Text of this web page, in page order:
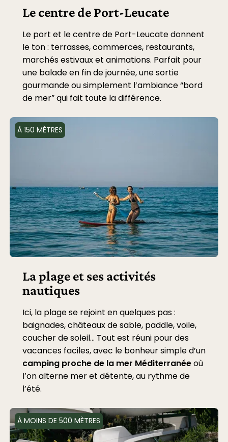
Le centre de Port-Leucate
Le port et le centre de Port-Leucate donnent
le ton : terrasses, commerces, restaurants,
marchés estivaux et animations. Parfait pour
une balade en fin de journée, une sortie
gourmande ou simplement l’ambiance “bord
de mer” qui fait toute la différence.
À 150 MÈTRES
La plage et ses activités
nautiques
Ici, la plage se rejoint en quelques pas :
baignades, châteaux de sable, paddle, voile,
coucher de soleil… Tout est réuni pour des
vacances faciles, avec le bonheur simple d’un
camping proche de la mer Méditerranéeoù
l’on alterne mer et détente, au rythme de
l’été.
À MOINS DE 500 MÈTRES